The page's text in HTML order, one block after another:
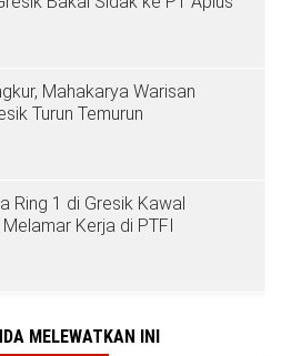
Mahakarya Warisan
Turun Temurun
Ring 1 di Gresik Kawal
Kerja di PTFI
MELEWATKAN INI